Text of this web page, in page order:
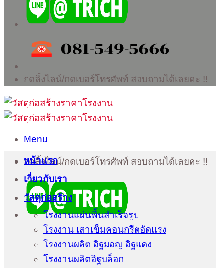
กดลิ้งไลน์/กดเบอร์โทรศัพท์ สอบถามได้เลยคะ !!
Menu
กดลิ้งไลน์/กดเบอร์โทรศัพท์ สอบถามได้เลยคะ !!
หน้าแรก
เกี่ยวกับเรา
วัสดุก่อสร้าง
โรงงานแผ่นพื้นสำเร็จรูป
โรงงาน เสาเข็มคอนกรีตอัดแรง
โรงงานผลิต อิฐมอญ อิฐแดง
โรงงานผลิตอิฐบล็อก